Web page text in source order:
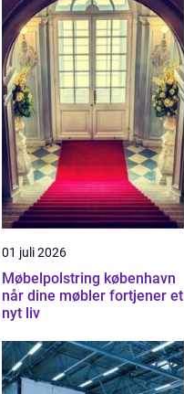
01 juli 2026
Møbelpolstring københavn
når dine møbler fortjener et
nyt liv